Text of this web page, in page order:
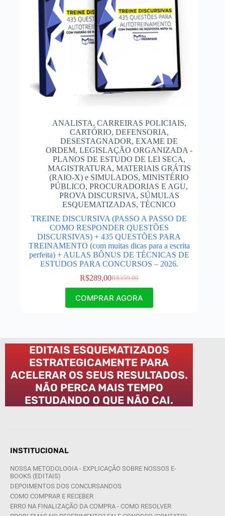
ANALISTA, CARREIRAS POLICIAIS,
CARTÓRIO, DEFENSORIA,
DESESTAGNADOR,EXAME DE
ORDEM,LEGISLAÇÃO ORGANIZADA -
PLANOS DE ESTUDO DE LEI SECA,
MAGISTRATURA, MATERIAIS GRÁTIS
(RAIO-X) e SIMULADOS,MINISTÉRIO
PÚBLICO,PROCURADORIAS E AGU,
PROVA DISCURSIVA, SÚMULAS
ESQUEMATIZADAS,TÉCNICO
TREINE DISCURSIVA (PASSO A PASSO DE
COMO RESPONDER QUESTÕES
DISCURSIVAS) + 435 QUESTÕES PARA
TREINAMENTO (com muitas dicas para a escrita
perfeita) + AULAS BÔNUS DE TÉCNICAS DE
ESTUDOS PARA CONCURSOS – 2026.
R$359,00
R$289,00
COMPRAR AGORA
EDITAIS ESQUEMATIZADOS
ESTRATEGICAMENTE PARA
ACELERAR OS SEUS RESULTADOS.
NÃO PERCA MAIS TEMPO
ESTUDANDO O QUE NÃO CAI.
INSTITUCIONAL
NOSSA METODOLOGIA - EXPLICAÇÃO SOBRE NOSSOS E-
BOOKS (EDITAIS)
DEPOIMENTOS DOS CONCURSANDOS
COMO COMPRAR E RECEBER
ERRO NA FINALIZAÇÃO DA COMPRA - COMO RESOLVER